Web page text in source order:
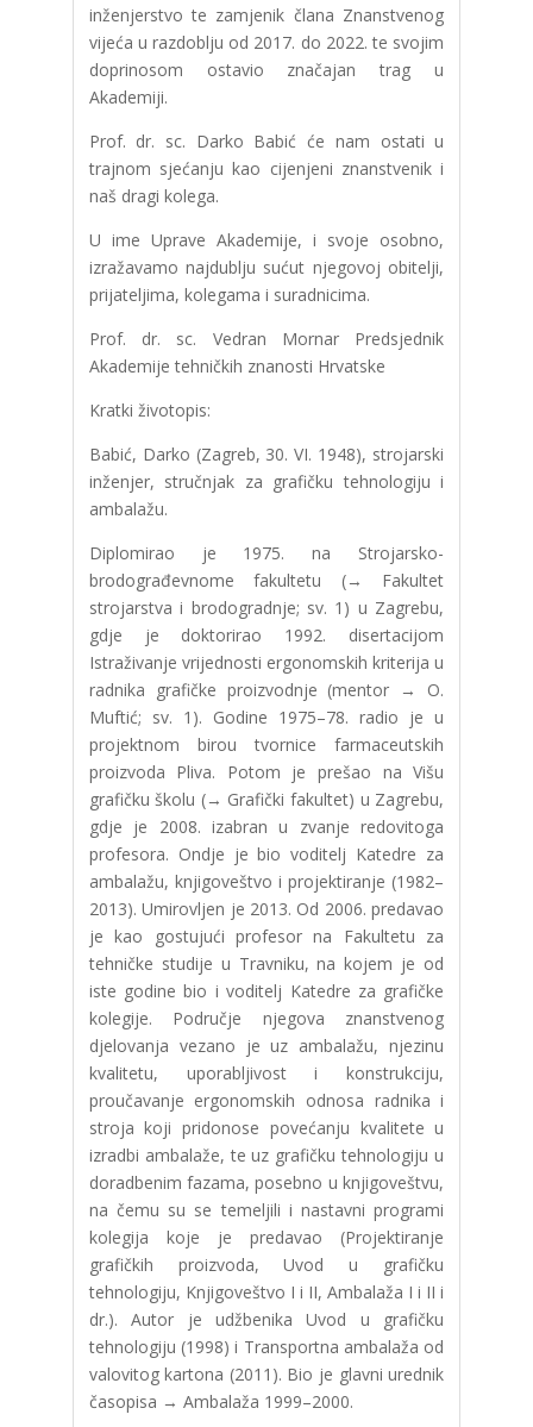
inženjerstvo te zamjenik člana Znanstvenog
vijeća u razdoblju od 2017. do 2022. te svojim
doprinosom ostavio značajan trag u
Akademiji.
Prof. dr. sc. Darko Babić će nam ostati u
trajnom sjećanju kao cijenjeni znanstvenik i
naš dragi kolega.
U ime Uprave Akademije, i svoje osobno,
izražavamo najdublju sućut njegovoj obitelji,
prijateljima, kolegama i suradnicima.
Prof. dr. sc. Vedran Mornar Predsjednik
Akademije tehničkih znanosti Hrvatske
Kratki životopis:
Babić, Darko (Zagreb, 30. VI. 1948), strojarski
inženjer, stručnjak za grafičku tehnologiju i
ambalažu.
Diplomirao je 1975. na Strojarsko-
brodograđevnome fakultetu (→ Fakultet
strojarstva i brodogradnje; sv. 1) u Zagrebu,
gdje je doktorirao 1992. disertacijom
Istraživanje vrijednosti ergonomskih kriterija u
radnika grafičke proizvodnje (mentor → O.
Muftić; sv. 1). Godine 1975–78. radio je u
projektnom birou tvornice farmaceutskih
proizvoda Pliva. Potom je prešao na Višu
grafičku školu (→ Grafički fakultet) u Zagrebu,
gdje je 2008. izabran u zvanje redovitoga
profesora. Ondje je bio voditelj Katedre za
ambalažu, knjigoveštvo i projektiranje (1982–
2013). Umirovljen je 2013. Od 2006. predavao
je kao gostujući profesor na Fakultetu za
tehničke studije u Travniku, na kojem je od
iste godine bio i voditelj Katedre za grafičke
kolegije. Područje njegova znanstvenog
djelovanja vezano je uz ambalažu, njezinu
kvalitetu, uporabljivost i konstrukciju,
proučavanje ergonomskih odnosa radnika i
stroja koji pridonose povećanju kvalitete u
izradbi ambalaže, te uz grafičku tehnologiju u
doradbenim fazama, posebno u knjigoveštvu,
na čemu su se temeljili i nastavni programi
kolegija koje je predavao (Projektiranje
grafičkih proizvoda, Uvod u grafičku
tehnologiju, Knjigoveštvo I i II, Ambalaža I i II i
dr.). Autor je udžbenika Uvod u grafičku
tehnologiju (1998) i Transportna ambalaža od
valovitog kartona (2011). Bio je glavni urednik
časopisa → Ambalaža 1999–2000.